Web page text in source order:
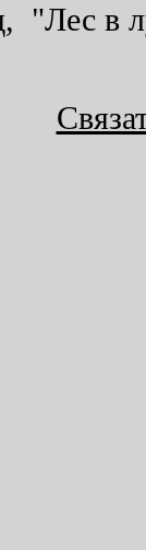
"Лес в